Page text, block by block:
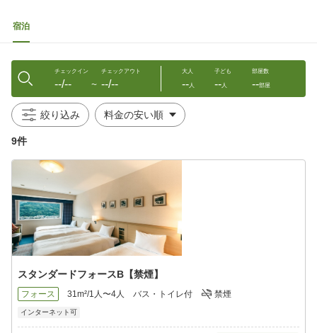
宿泊
チェックイン
--/-- 〜
チェックアウト
--/--
大人
--人
子ども
--人
部屋数
--部屋
絞り込み
9件
スタンダードフォースB【禁煙】
フォース 31m²/1人〜4人 バス・トイレ付 禁煙
インターネット可